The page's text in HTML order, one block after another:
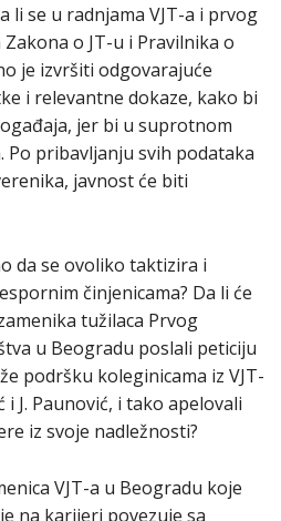
li se u radnjama VJT-a i prvog
o JT-u i Pravilnika o
je izvršiti odgovarajuće
i relevantne dokaze, kako bi
jer bi u suprotnom
pribavljanju svih podataka
javnost će biti
da se ovoliko taktizira i
činjenicama? Da li će
tužilaca Prvog
u Beogradu poslali peticiju
podršku koleginicama iz VJT-
i J. Paunović, i tako apelovali
iz svoje nadležnosti?
VJT-a u Beogradu koje
na karijeri povezuje sa